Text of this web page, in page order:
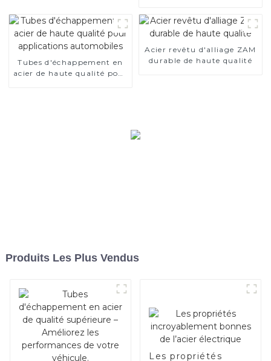
Tubes d'échappement en
acier de haute qualité pour
Acier revêtu d'alliage ZAM
durable de haute qualité
Produits Les Plus Vendus
Les propriétés